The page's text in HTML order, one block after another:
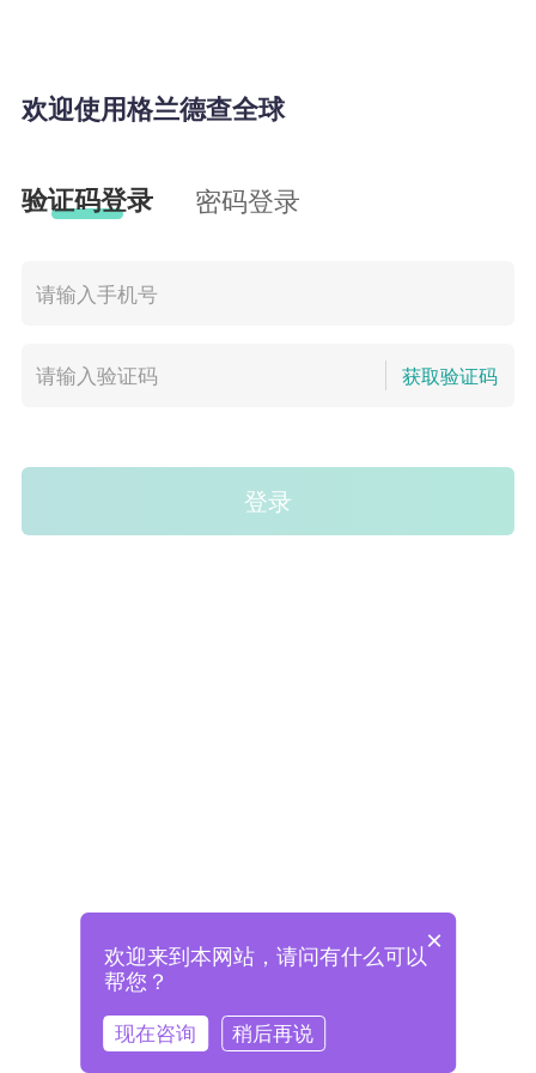
欢迎使用格兰德查全球
验证码登录 密码登录
获取验证码
登录
登录即表示已阅读并同意《格兰德官网用户协议》
×
欢迎来到本网站，请问有什么可以
帮您？
现在咨询 稍后再说